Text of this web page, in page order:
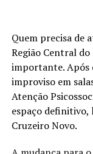
Quem precisa de
Região Central
importante. Após
improviso em
Atenção
espaço definitivo,
Cruzeiro Novo.